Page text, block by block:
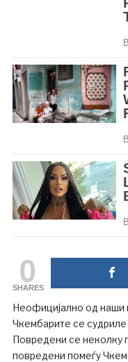
0
SHARES
Неофицијално од наши
Чкембарите се
Повредени се неколку
повредени помеѓу